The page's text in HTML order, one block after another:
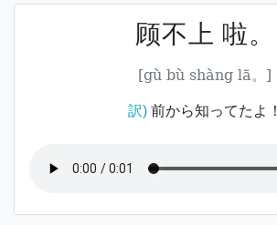
顾不上 啦。
[gù bù shàng lā。]
訳)前から知ってたよ！